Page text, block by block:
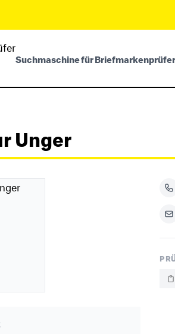
Suchmaschine für Briefmarkenprüfer
Unger